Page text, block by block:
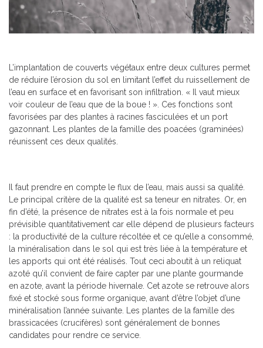
L’implantation de couverts végétaux entre deux cultures permet
de réduire l’érosion du sol en limitant l’effet du ruissellement de
l’eau en surface et en favorisant son infiltration. « Il vaut mieux
voir couleur de l’eau que de la boue ! ». Ces fonctions sont
favorisées par des plantes à racines fasciculées et un port
gazonnant. Les plantes de la famille des poacées (graminées)
réunissent ces deux qualités.
Il faut prendre en compte le flux de l’eau, mais aussi sa qualité.
Le principal critère de la qualité est sa teneur en nitrates. Or, en
fin d’été, la présence de nitrates est à la fois normale et peu
prévisible quantitativement car elle dépend de plusieurs facteurs
: la productivité de la culture récoltée et ce qu’elle a consommé,
la minéralisation dans le sol qui est très liée à la température et
les apports qui ont été réalisés. Tout ceci aboutit à un reliquat
azoté qu’il convient de faire capter par une plante gourmande
en azote, avant la période hivernale. Cet azote se retrouve alors
fixé et stocké sous forme organique, avant d’être l’objet d’une
minéralisation l’année suivante. Les plantes de la famille des
brassicacées (crucifères) sont généralement de bonnes
candidates pour rendre ce service.